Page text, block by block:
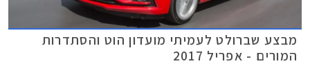
מבצע שברולט לעמיתי מועדון הוט והסתדרות
המורים - אפריל 2017